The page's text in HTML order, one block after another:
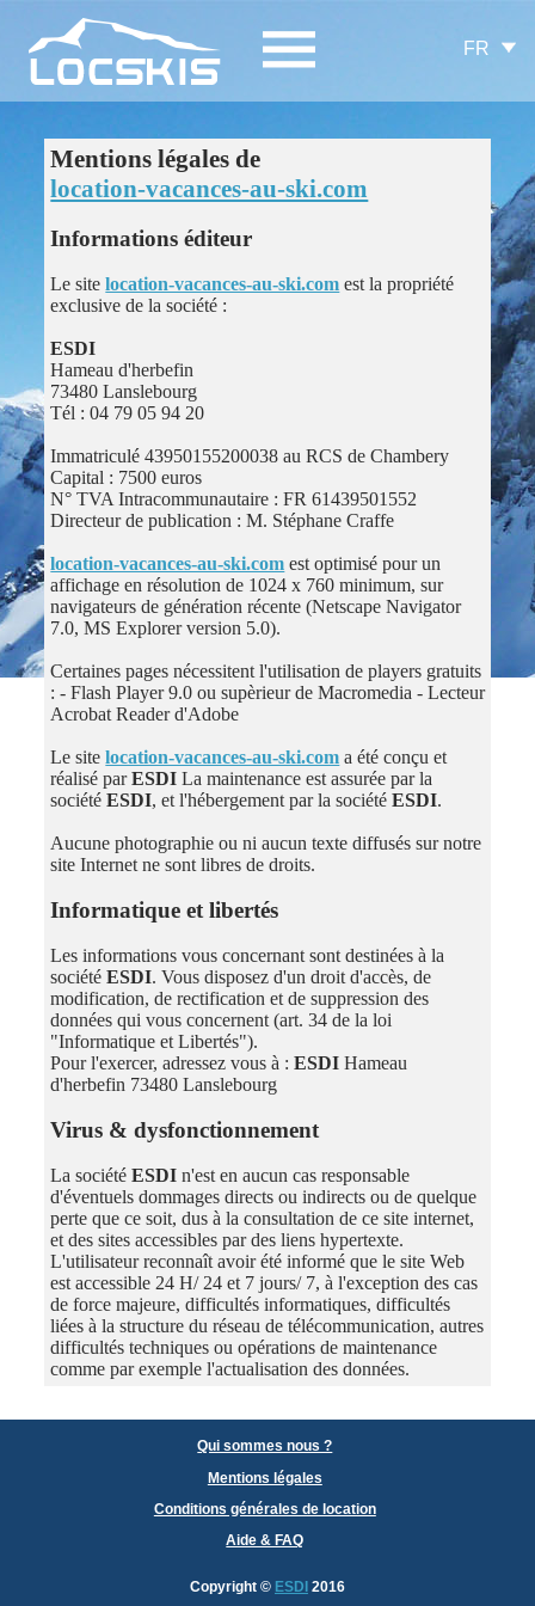
FR
Mentions légales de
location-vacances-au-ski.com
Informations éditeur
Le sitelocation-vacances-au-ski.com est la propriété
exclusive de la société :
ESDI
Hameau d'herbefin
73480 Lanslebourg
Tél : 04 79 05 94 20
Immatriculé 43950155200038 au RCS de Chambery
Capital : 7500 euros
N° TVA Intracommunautaire : FR 61439501552
Directeur de publication : M. Stéphane Craffe
location-vacances-au-ski.com est optimisé pour un
affichage en résolution de 1024 x 760 minimum, sur
navigateurs de génération récente (Netscape Navigator
7.0, MS Explorer version 5.0).
Certaines pages nécessitent l'utilisation de players gratuits
: - Flash Player 9.0 ou supèrieur de Macromedia - Lecteur
Acrobat Reader d'Adobe
Le sitelocation-vacances-au-ski.com a été conçu et
réalisé parESDI La maintenance est assurée par la
sociétéESDI, et l'hébergement par la sociétéESDI.
Aucune photographie ou ni aucun texte diffusés sur notre
site Internet ne sont libres de droits.
Informatique et libertés
Les informations vous concernant sont destinées à la
sociétéESDI. Vous disposez d'un droit d'accès, de
modification, de rectification et de suppression des
données qui vous concernent (art. 34 de la loi
"Informatique et Libertés").
Pour l'exercer, adressez vous à :ESDI Hameau
d'herbefin 73480 Lanslebourg
Virus & dysfonctionnement
La sociétéESDI n'est en aucun cas responsable
d'éventuels dommages directs ou indirects ou de quelque
perte que ce soit, dus à la consultation de ce site internet,
et des sites accessibles par des liens hypertexte.
L'utilisateur reconnaît avoir été informé que le site Web
est accessible 24 H/ 24 et 7 jours/ 7, à l'exception des cas
de force majeure, difficultés informatiques, difficultés
liées à la structure du réseau de télécommunication, autres
difficultés techniques ou opérations de maintenance
comme par exemple l'actualisation des données.
Qui sommes nous ?
Mentions légales
Conditions générales de location
Aide & FAQ
Copyright © ESDI 2016